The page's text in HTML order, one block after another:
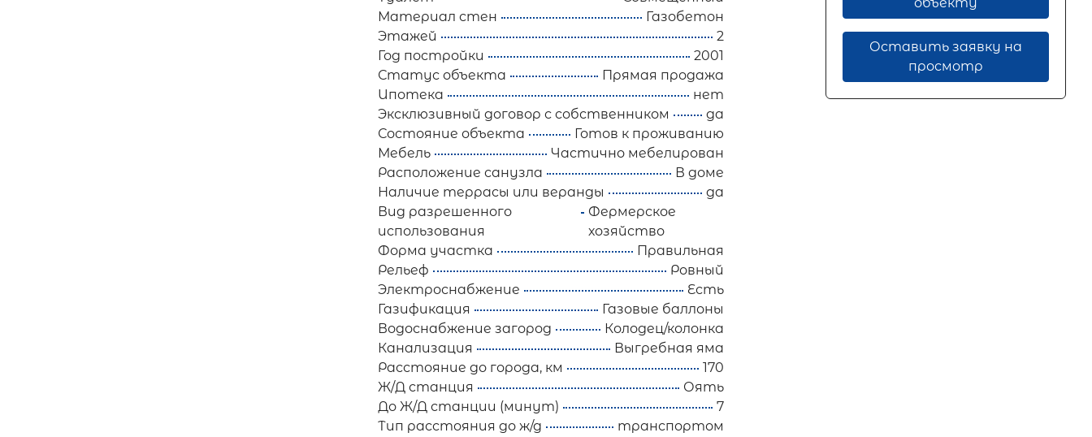
Материал стен
Газобетон
Этажей
2
Год постройки
2001
Статус объекта
Прямая продажа
Ипотека
нет
Эксклюзивный договор с собственником
да
Состояние объекта
Готов к проживанию
Мебель
Частично мебелирован
Расположение санузла
В доме
Наличие террасы или веранды
да
Вид разрешенного
использования
Фермерское
хозяйство
Форма участка
Правильная
Рельеф
Ровный
Электроснабжение
Есть
Газификация
Газовые баллоны
Водоснабжение загород
Колодец/колонка
Канализация
Выгребная яма
Расстояние до города, км
170
Ж/Д станция
Оять
До Ж/Д станции (минут)
7
Тип расстояния до ж/д
транспортом
Оставить заявку на
просмотр